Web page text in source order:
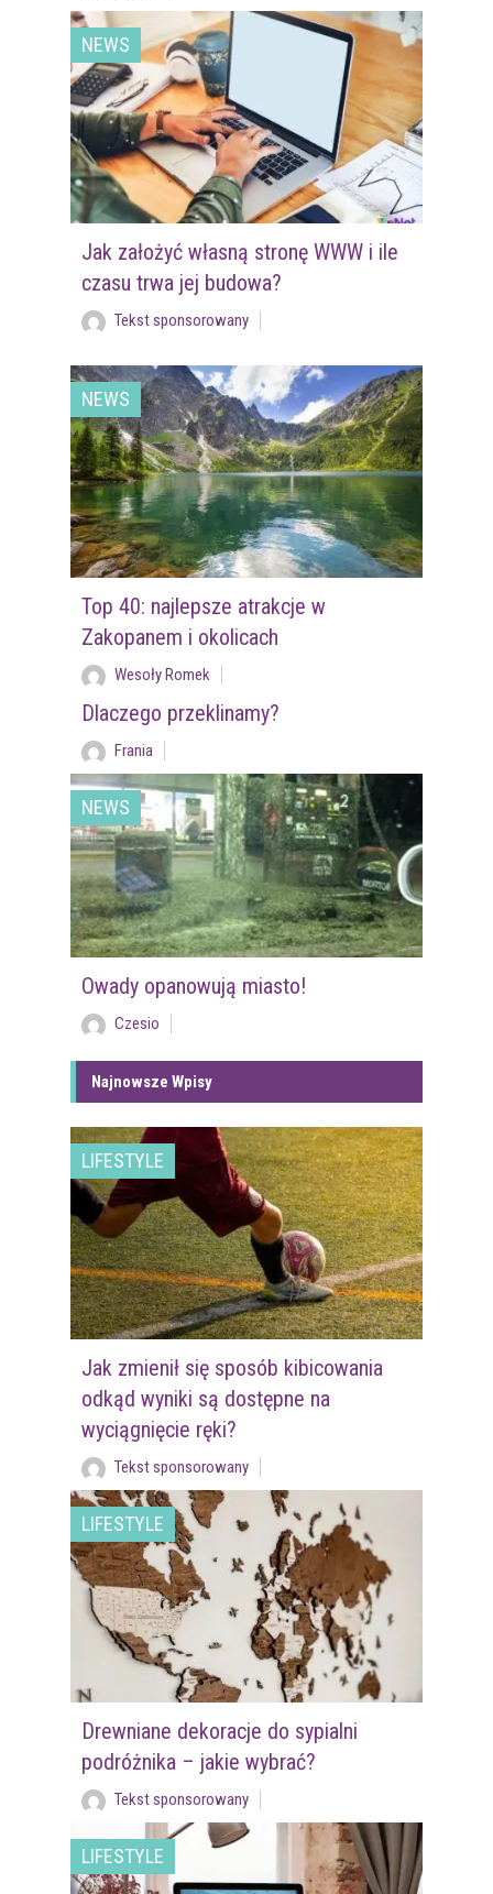
NEWS
Jak założyć własną stronę WWW i ile
czasu trwa jej budowa?
Tekst sponsorowany
NEWS
Top 40: najlepsze atrakcje w
Zakopanem i okolicach
Wesoły Romek
Dlaczego przeklinamy?
Frania
NEWS
Owady opanowują miasto!
Czesio
Najnowsze Wpisy
LIFESTYLE
Jak zmienił się sposób kibicowania
odkąd wyniki są dostępne na
wyciągnięcie ręki?
Tekst sponsorowany
LIFESTYLE
Drewniane dekoracje do sypialni
podróżnika – jakie wybrać?
Tekst sponsorowany
LIFESTYLE